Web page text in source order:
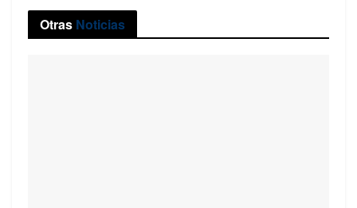
Otras Noticias